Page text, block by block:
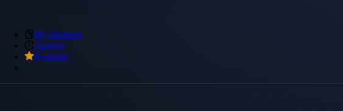
My Snippets
Archive
Premium